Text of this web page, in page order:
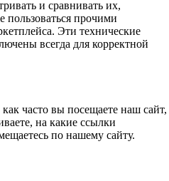
и сравнивать их,
пользоваться прочими
Эти технические
всегда для корректной
часто вы посещаете наш сайт,
на какие ссылки
по нашему сайту.